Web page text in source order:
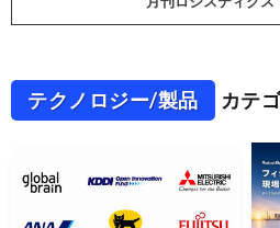
テクノロジー/製品 カテ